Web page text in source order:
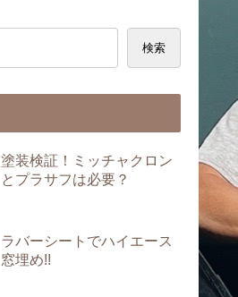
検索
塗装検証！ミッチャクロン
とプラサフは必要？
ラバーシートでハイエース
窓埋め!!